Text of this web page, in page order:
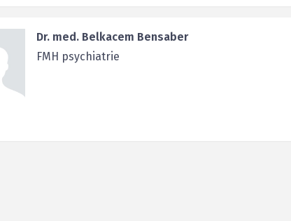
Dr. med. Belkacem Bensaber
FMH psychiatrie